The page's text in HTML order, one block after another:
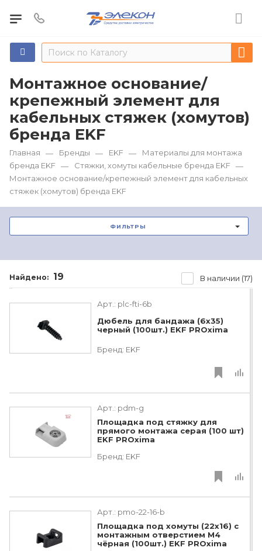
Монтажное основание/
крепежный элемент для
кабельных стяжек (хомутов)
бренда EKF
Главная — Бренды — EKF —
Материалы для монтажа
бренда EKF — Стяжки, хомуты кабельные бренда EKF —
Монтажное основание/крепежный элемент для кабельных
стяжек (хомутов) бренда EKF
ФИЛЬТРЫ
Найдено: 19 В наличии (17)
Арт.: plc-fti-6b
Дюбель для бандажа (6х35)
черный (100шт.) EKF PROxima
Бренд: EKF
Арт.: pdm-g
Площадка под стяжку для
прямого монтажа серая (100 шт)
EKF PROxima
Бренд: EKF
Арт.: pmo-22-16-b
Площадка под хомуты (22x16) с
монтажным отверстием М4
чёрная (100шт.) EKF PROxima